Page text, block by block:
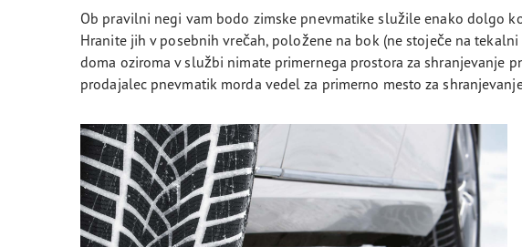
Ob pravilni negi vam bodo zimske pnevmatike služile enako dolgo
Hranite jih v posebnih vrečah, položene na bok (ne stoječe na tekalni
doma oziroma v službi nimate primernega prostora za shranjevanje
prodajalec pnevmatik morda vedel za primerno mesto za